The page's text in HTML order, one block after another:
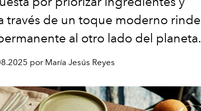
través de un toque moderno rinde
al otro lado del planeta.
por María Jesús Reyes